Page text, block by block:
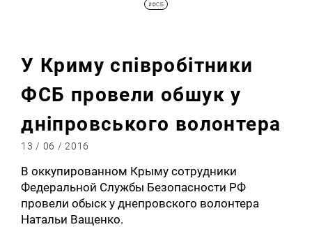
#ФСБ
У Криму співробітники
ФСБ провели обшук у
дніпровського волонтера
13 / 06 / 2016
В оккупированном Крыму сотрудники
Федеральной Службы Безопасности РФ
провели обыск у днепровского волонтера
Натальи Ващенко.